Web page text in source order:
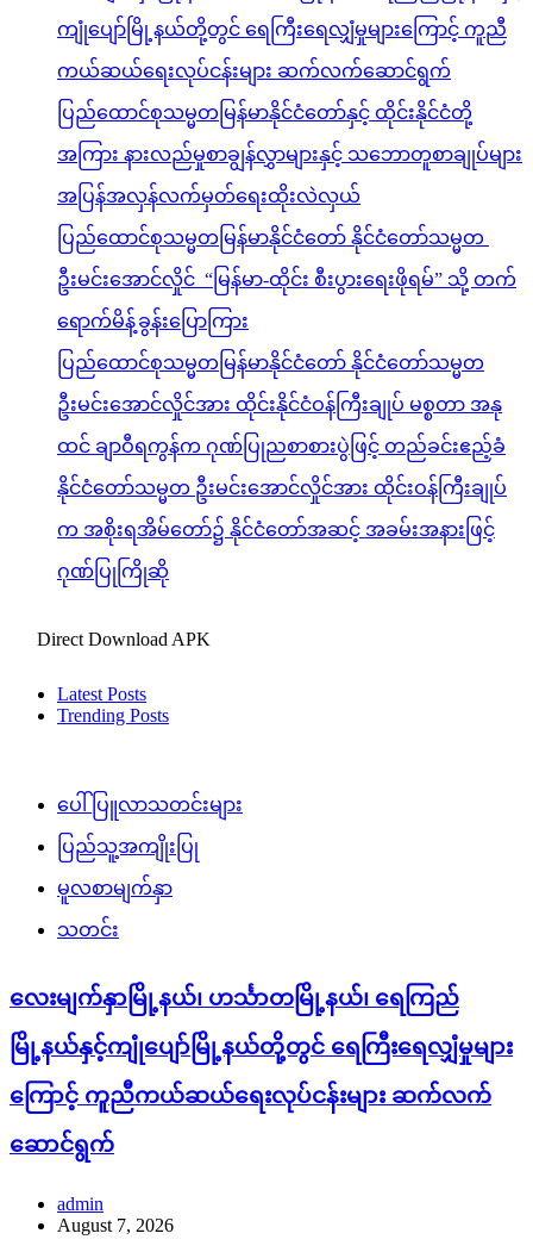
ကျုံပျော်မြို့နယ်တို့တွင် ရေကြီးရေလျှံမှုများကြောင့် ကူညီ
ကယ်ဆယ်ရေးလုပ်ငန်းများ ဆက်လက်ဆောင်ရွက်
ပြည်ထောင်စုသမ္မတမြန်မာနိုင်ငံတော်နှင့် ထိုင်းနိုင်ငံတို့
အကြား နားလည်မှုစာချွန်လွှာများနှင့် သဘောတူစာချုပ်များ
အပြန်အလှန်လက်မှတ်ရေးထိုးလဲလှယ်
ပြည်ထောင်စုသမ္မတမြန်မာနိုင်ငံတော် နိုင်ငံတော်သမ္မတ
ဦးမင်းအောင်လှိုင် “မြန်မာ-ထိုင်း စီးပွားရေးဖိုရမ်” သို့ တက်
ရောက်မိန့်ခွန်းပြောကြား
ပြည်ထောင်စုသမ္မတမြန်မာနိုင်ငံတော် နိုင်ငံတော်သမ္မတ
ဦးမင်းအောင်လှိုင်အား ထိုင်းနိုင်ငံဝန်ကြီးချုပ် မစ္စတာ အနု
ထင် ချာဝီရကွန်က ဂုဏ်ပြုညစာစားပွဲဖြင့် တည်ခင်းဧည့်ခံ
နိုင်ငံတော်သမ္မတ ဦးမင်းအောင်လှိုင်အား ထိုင်းဝန်ကြီးချုပ်
က အစိုးရအိမ်တော်၌ နိုင်ငံတော်အဆင့် အခမ်းအနားဖြင့်
ဂုဏ်ပြုကြိုဆို
Direct Download APK
Latest Posts
Trending Posts
ပေါ်ပြူလာသတင်းများ
ပြည်သူ့အကျိုးပြု
မူလစာမျက်နှာ
သတင်း
လေးမျက်နှာမြို့နယ်၊ ဟင်္သာတမြို့နယ်၊ ရေကြည်
မြို့နယ်နှင့်ကျုံပျော်မြို့နယ်တို့တွင် ရေကြီးရေလျှံမှုများ
ကြောင့် ကူညီကယ်ဆယ်ရေးလုပ်ငန်းများ ဆက်လက်
ဆောင်ရွက်
admin
August 7, 2026